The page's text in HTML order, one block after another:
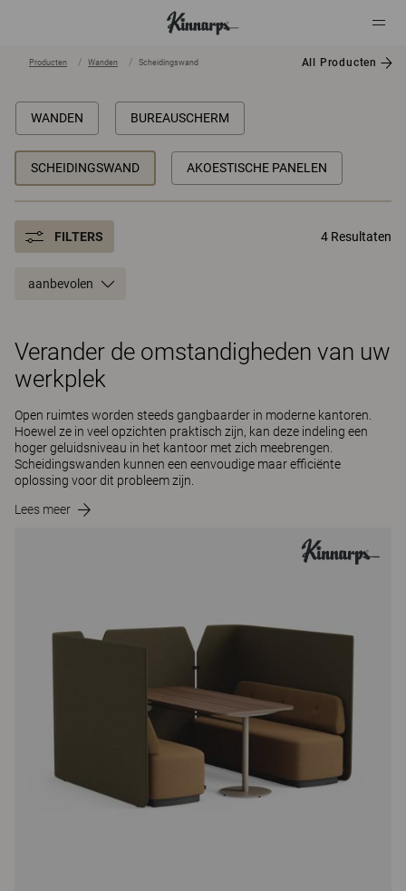
Producten Wanden Scheidingswand All Producten
WANDEN BUREAUSCHERM
SCHEIDINGSWAND AKOESTISCHE PANELEN
FILTERS 4 Resultaten
aanbevolen
Verander de omstandigheden van uw
werkplek
Open ruimtes worden steeds gangbaarder in moderne kantoren.
Hoewel ze in veel opzichten praktisch zijn, kan deze indeling een
hoger geluidsniveau in het kantoor met zich meebrengen.
Scheidingswanden kunnen een eenvoudige maar efficiënte
oplossing voor dit probleem zijn.
Lees meer